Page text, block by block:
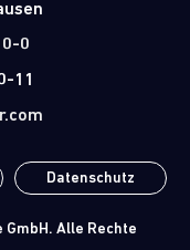
0
11
Datenschutz
. Alle Rechte